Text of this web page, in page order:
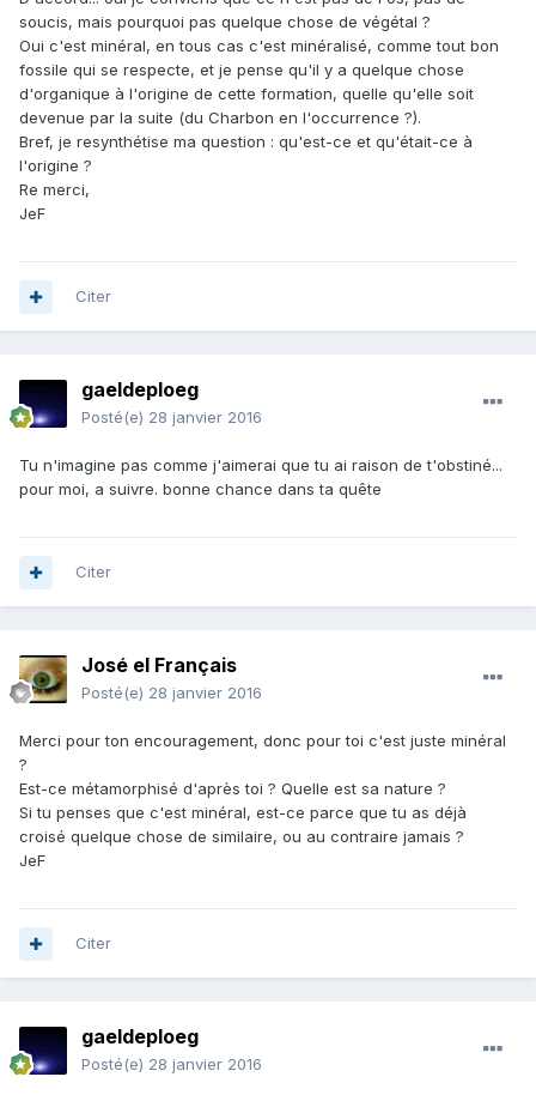
soucis, mais pourquoi pas quelque chose de végétal ?
Oui c'est minéral, en tous cas c'est minéralisé, comme tout bon
fossile qui se respecte, et je pense qu'il y a quelque chose
d'organique à l'origine de cette formation, quelle qu'elle soit
devenue par la suite (du Charbon en l'occurrence ?).
Bref, je resynthétise ma question : qu'est-ce et qu'était-ce à
l'origine ?
Re merci,
JeF
Citer
gaeldeploeg
Posté(e) 28 janvier 2016
Tu n'imagine pas comme j'aimerai que tu ai raison de t'obstiné...
pour moi, a suivre. bonne chance dans ta quête
Citer
José el Français
Posté(e) 28 janvier 2016
Merci pour ton encouragement, donc pour toi c'est juste minéral
?
Est-ce métamorphisé d'après toi ? Quelle est sa nature ?
Si tu penses que c'est minéral, est-ce parce que tu as déjà
croisé quelque chose de similaire, ou au contraire jamais ?
JeF
Citer
gaeldeploeg
Posté(e) 28 janvier 2016